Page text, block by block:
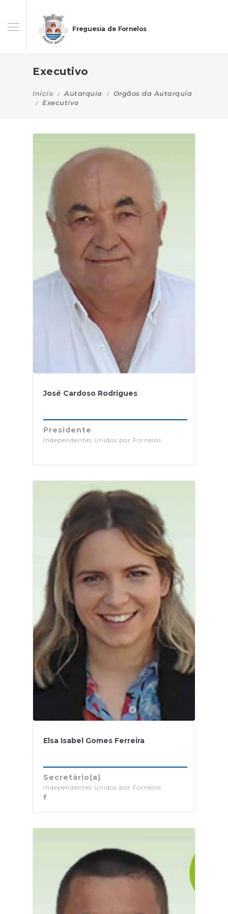
Freguesia de Fornelos
Executivo
Início Autarquia
Orgãos da Autarquia
Executivo
José Cardoso Rodrigues
Presidente
Independentes Unidos por Fornelos
Elsa Isabel Gomes Ferreira
Secretário(a)
Independentes Unidos por Fornelos